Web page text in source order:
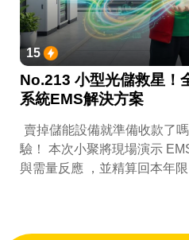
15
No.213 小型光儲救星！
系統EMS解決方案
賣掉儲能設備就準備收款了
驗！ 本次小聚將現場演示
與需量反應 ，並精算回本年